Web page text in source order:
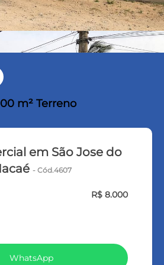
m² Terreno
em São Jose do
- Cód.4607
R$ 8.000
WhatsApp